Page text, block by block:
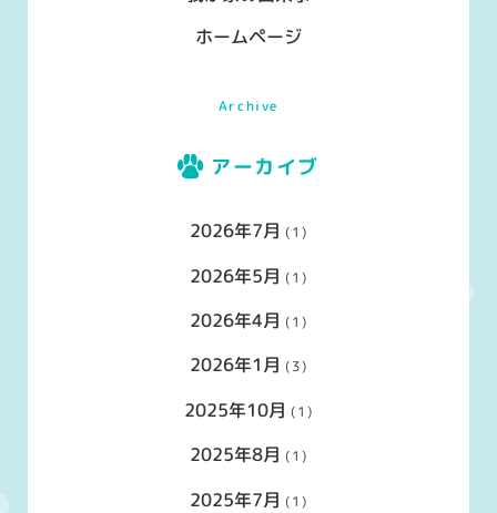
ホームページ
Archive
アーカイブ
2026年7月 (1)
2026年5月 (1)
2026年4月 (1)
2026年1月 (3)
2025年10月 (1)
2025年8月 (1)
2025年7月 (1)